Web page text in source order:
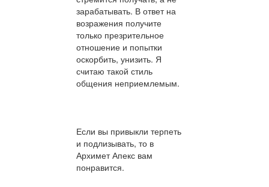
зарабатывать. В ответ на
возражения получите
только презрительное
отношение и попытки
оскорбить, унизить. Я
считаю такой стиль
общения неприемлемым.
Если вы привыкли терпеть
и подлизывать, то в
Архимет Апекс вам
понравится.